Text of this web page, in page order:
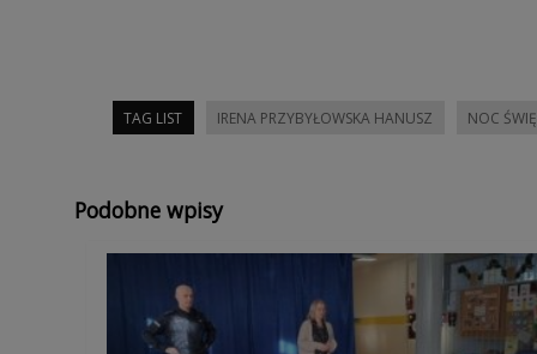
TAG LIST IRENA PRZYBYŁOWSKA HANUSZ NOC
Podobne wpisy